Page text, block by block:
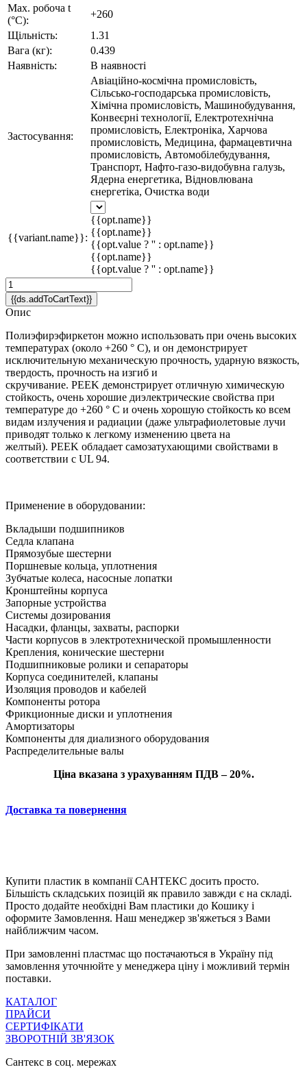
Max. робоча t
(°C):
+260
Щільність:
1.31
Вага (кг):
0.439
Наявність:
В наявності
Застосування:
Авіаційно-космічна промисловість,
Сільсько-господарська промисловість,
Хімічна промисловість, Машинобудування,
Конвеєрні технології, Електротехнічна
промисловість, Електроніка, Харчова
промисловість, Медицина, фармацевтична
промисловість, Автомобілебудування,
Транспорт, Нафто-газо-видобувна галузь,
Ядерна енергетика, Відновлювана
єнергетіка, Очистка води
{{variant.name}}:
{{opt.name}}
{{opt.name}}
{{opt.value ? '' : opt.name}}
{{opt.name}}
{{opt.value ? '' : opt.name}}
{{ds.addToCartText}}
Опис
Полиэфирэфиркетон можно использовать при очень высоких
температурах (около +260 ° C), и он демонстрирует
исключительную механическую прочность, ударную вязкость,
твердость, прочность на изгиб и
скручивание. PEEK демонстрирует отличную химическую
стойкость, очень хорошие диэлектрические свойства при
температуре до +260 ° C и очень хорошую стойкость ко всем
видам излучения и радиации (даже ультрафиолетовые лучи
приводят только к легкому изменению цвета на
желтый). PEEK обладает самозатухающими свойствами в
соответствии с UL 94.
Применение в оборудовании:
Вкладыши подшипников
Седла клапана
Прямозубые шестерни
Поршневые кольца, уплотнения
Зубчатые колеса, насосные лопатки
Кронштейны корпуса
Запорные устройства
Системы дозирования
Насадки, фланцы, захваты, распорки
Части корпусов в электротехнической промышленности
Крепления, конические шестерни
Подшипниковые ролики и сепараторы
Корпуса соединителей, клапаны
Изоляция проводов и кабелей
Компоненты ротора
Фрикционные диски и уплотнения
Амортизаторы
Компоненты для диализного оборудования
Распределительные валы
Ціна вказана з урахуванням ПДВ – 20%.
Доставка та повернення
Купити пластик в компанії САНТЕКС досить просто.
Більшість складських позицій як правило завжди є на складі.
Просто додайте необхідні Вам пластики до Кошику і
оформите Замовлення. Наш менеджер зв'яжеться з Вами
найближчим часом.
При замовленні пластмас що постачаються в Україну під
замовлення уточнюйте у менеджера ціну і можливий термін
поставки.
КАТАЛОГ
ПРАЙСИ
СЕРТИФІКАТИ
ЗВОРОТНІЙ ЗВ'ЯЗОК
Сантекс в соц. мережах